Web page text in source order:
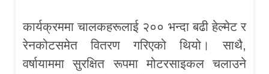
कार्यक्रममा चालकहरूलाई २०० भन्दा बढी हेल्मेट र
रेनकोटसमेत वितरण गरिएको थियो। साथै,
वर्षायाममा सुरक्षित रूपमा मोटरसाइकल चलाउने